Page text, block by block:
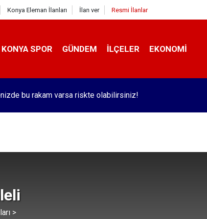
Konya Eleman İlanları İlan ver Resmi İlanlar
KONYA SPOR GÜNDEM İLÇELER EKONOMI
Kısa - 183
>